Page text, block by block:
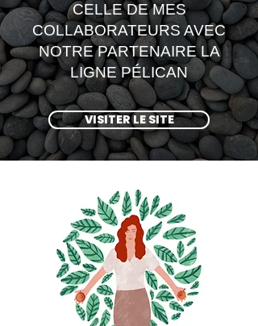
CELLE DE MES
COLLABORATEURS AVEC
NOTRE PARTENAIRE LA
LIGNE PÉLICAN
VISITER LE SITE